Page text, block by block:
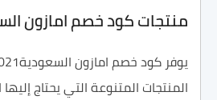
منتجات كود خصم امازون
المنتجات المتنوعة التي يحتاج